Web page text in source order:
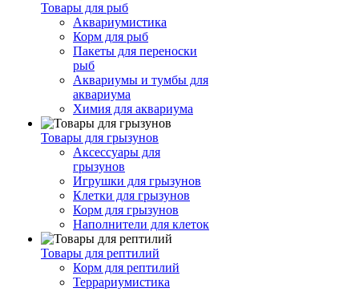
Товары для рыб
Аквариумистика
Корм для рыб
Пакеты для переноски
рыб
Аквариумы и тумбы для
аквариума
Химия для аквариума
Товары для грызунов
Аксессуары для
грызунов
Игрушки для грызунов
Клетки для грызунов
Корм для грызунов
Наполнители для клеток
Товары для рептилий
Корм для рептилий
Террариумистика